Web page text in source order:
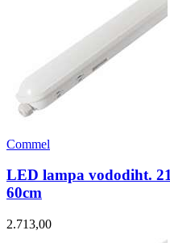
Commel
LED lampa vododiht.
60cm
2.713,00